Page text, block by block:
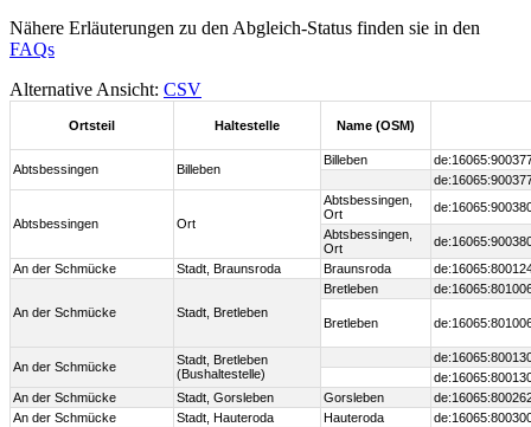
Nähere Erläuterungen zu den Abgleich-Status finden sie in den
FAQs
Alternative Ansicht: CSV
Ortsteil Haltestelle Name (OSM)
Abtsbessingen Billeben
Billeben
Abtsbessingen Ort
Abtsbessingen,
Ort
Abtsbessingen,
Ort
An der Schmücke
Stadt, Braunsroda Braunsroda
An der Schmücke Stadt, Bretleben
Bretleben
Bretleben
An der Schmücke
Stadt, Bretleben
(Bushaltestelle)
An der Schmücke
Stadt, Gorsleben Gorsleben
An der Schmücke
Stadt, Hauteroda Hauteroda